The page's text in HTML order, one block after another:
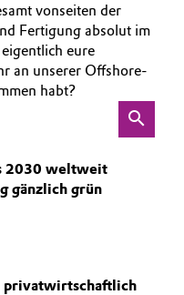
vonseiten der
Fertigung absolut im
eure
an unserer Offshore-
habt?
2030 weltweit
gänzlich grün
privatwirtschaftlich